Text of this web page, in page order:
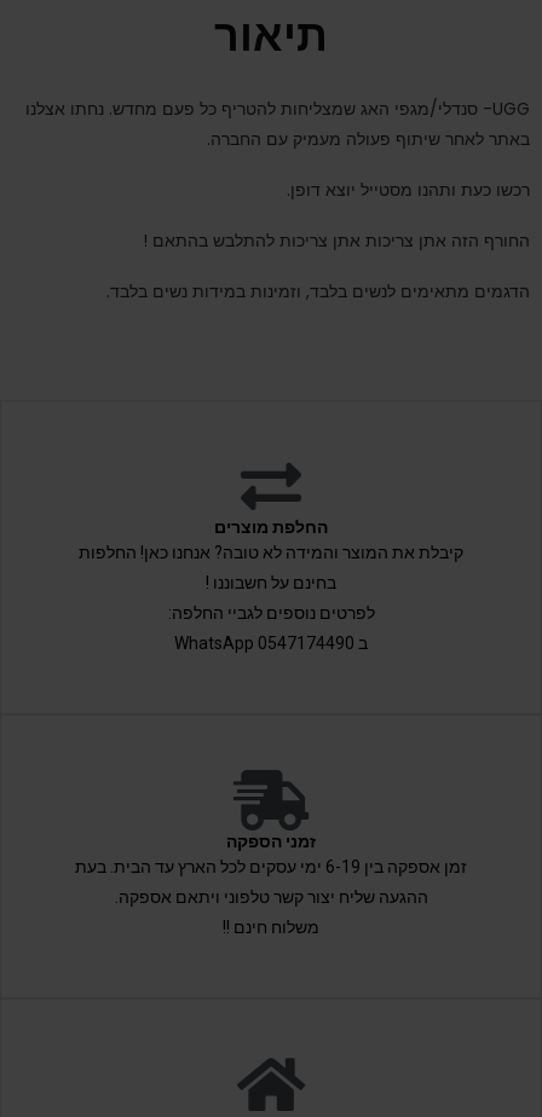
תיאור
UGG- סנדלי/מגפי האג שמצליחות להטריף כל פעם מחדש. נחתו אצלנו
באתר לאחר שיתוף פעולה מעמיק עם החברה.
רכשו כעת ותהנו מסטייל יוצא דופן.
החורף הזה אתן צריכות אתן צריכות להתלבש בהתאם !
הדגמים מתאימים לנשים בלבד, וזמינות במידות נשים בלבד.
החלפת מוצרים
קיבלת את המוצר והמידה לא טובה? אנחנו כאן! החלפות
בחינם על חשבוננו !
לפרטים נוספים לגביי החלפה:
ב 0547174490 WhatsApp
זמני הספקה
זמן אספקה בין 6-19 ימי עסקים לכל הארץ עד הבית. בעת
ההגעה שליח יצור קשר טלפוני ויתאם אספקה.
משלוח חינם !!